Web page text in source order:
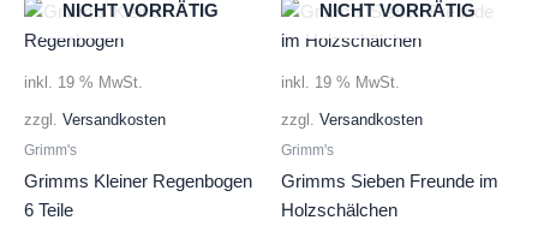
NICHT VORRÄTIG
inkl. 19 % MwSt.
zzgl. Versandkosten
Grimm's
Grimms Kleiner Regenbogen
6 Teile
NICHT VORRÄTIG
inkl. 19 % MwSt.
zzgl. Versandkosten
Grimm's
Grimms Sieben Freunde im
Holzschälchen